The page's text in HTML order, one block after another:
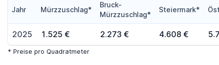
Jahr Mürzzuschlag*
Bruck-
Mürzzuschlag*
Steiermark*
2025 1.525 € 2.273 € 4.608 €
* Preise pro Quadratmeter